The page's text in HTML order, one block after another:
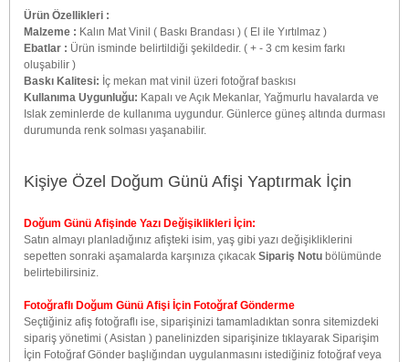
Ürün Özellikleri :
Malzeme : Kalın Mat Vinil ( Baskı Brandası ) ( El ile Yırtılmaz )
Ebatlar : Ürün isminde belirtildiği şekildedir. ( + - 3 cm kesim farkı
oluşabilir )
Baskı Kalitesi: İç mekan mat vinil üzeri fotoğraf baskısı
Kullanıma Uygunluğu: Kapalı ve Açık Mekanlar, Yağmurlu havalarda ve
Islak zeminlerde de kullanıma uygundur. Günlerce güneş altında durması
durumunda renk solması yaşanabilir.
Kişiye Özel Doğum Günü Afişi Yaptırmak İçin
Doğum Günü Afişinde Yazı Değişiklikleri İçin:
Satın almayı planladığınız afişteki isim, yaş gibi yazı değişikliklerini
sepetten sonraki aşamalarda karşınıza çıkacak Sipariş Notu bölümünde
belirtebilirsiniz.
Fotoğraflı Doğum Günü Afişi İçin Fotoğraf Gönderme
Seçtiğiniz afiş fotoğraflı ise, siparişinizi tamamladıktan sonra sitemizdeki
sipariş yönetimi ( Asistan ) panelinizden siparişinize tıklayarak Siparişim
İçin Fotoğraf Gönder başlığından uygulanmasını istediğiniz fotoğraf veya